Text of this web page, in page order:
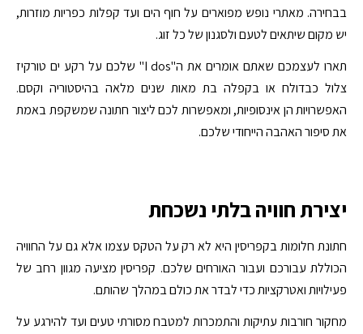
בבחירה. מאתרי נופש מפוארים על חוף הים ועד קפלות כפריות מוזרות,
יש מקום שיתאים לטעם ולסגנון של כל זוג.
תארו לעצמכם שאתם אומרים את ה"I dos" שלכם על רקע ים טורקיז
צלול כבדולח או בקפלה בת מאות שנים מלאה בהיסטוריה וקסם.
האפשרויות הן אינסופיות, ומאפשרות לכם ליצור חתונה שמשקפת באמת
את סיפור האהבה הייחודי שלכם.
יצירת חוויה בלתי נשכחת
חתונת חלומות בקפריסין היא לא רק על הטקס עצמו אלא גם על החוויה
הכוללת עבורכם ועבור האורחים שלכם. קפריסין מציעה מגוון רחב של
פעילויות ואטרקציות כדי לבדר את כולם במהלך שהותם.
מחקור חורבות עתיקות והתמכרות למטבח מסורתי טעים ועד להירגע על